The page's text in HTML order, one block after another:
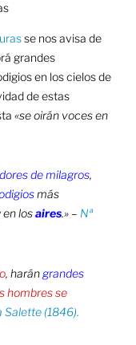
se nos avisa de
grandes
en los cielos de
de estas
«se oirán voces en
de milagros,
más
en losaires.» – Nª
, harán grandes
hombres se
Salette (1846).